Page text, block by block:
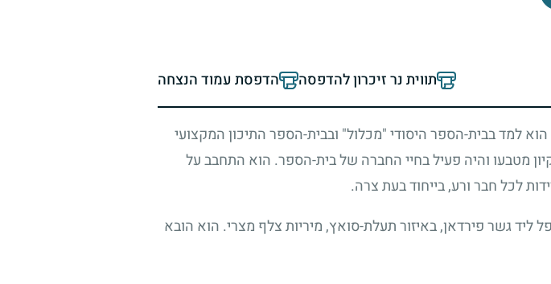
תווית נר זיכרון להדפסה הדפסת עמוד הנצחה
הוא למד בבית-הספר היסודי "מכלול" ובבית-הספר התיכון המקצועי
מטבעו והיה פעיל בחיי החברה של בית-הספר. הוא התחבב על
לכל חבר ורע, בייחוד בעת צרה.
ליד גשר פירדאן, באיזור תעלת-סואץ, מיריות צלף מצרי. הוא הובא